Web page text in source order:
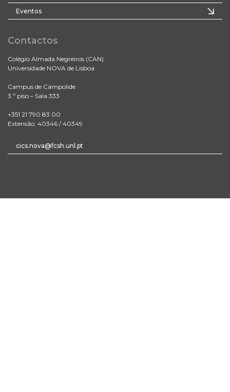
Eventos
Contactos
Colégio Almada Negreiros (CAN)
Universidade NOVA de Lisboa
Campus de Campolide
3.º piso – Sala 333
+351 21 790 83 00
Extensão: 40346 / 40349
cics.nova@fcsh.unl.pt